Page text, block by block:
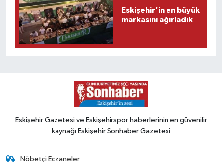
Eskişehir'in en büyük
markasını ağırladık
Eskişehir Gazetesi ve Eskişehirspor haberlerinin en güvenilir
kaynağı Eskişehir Sonhaber Gazetesi
Nöbetçi Eczaneler